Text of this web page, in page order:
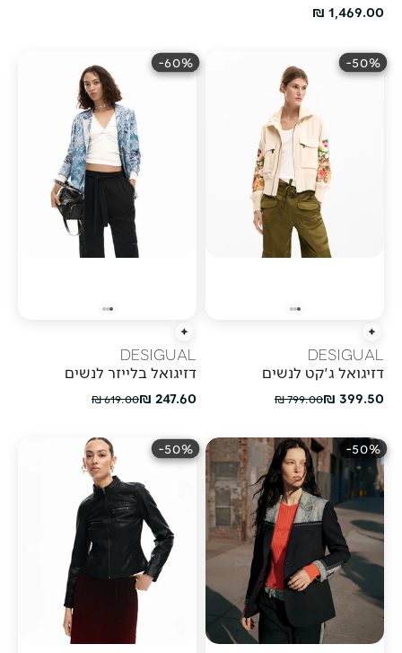
מחיר מבצע
1,469.00 ₪
50%-
הוספה מהירה
DESIGUAL
דזיגואל ג'קט לנשים
מחיר מבצע
399.50 ₪ מחיר רגיל
799.00 ₪
60%-
הוספה מהירה
DESIGUAL
דזיגואל בלייזר לנשים
מחיר מבצע
247.60 ₪ מחיר רגיל
619.00 ₪
50%-
50%-